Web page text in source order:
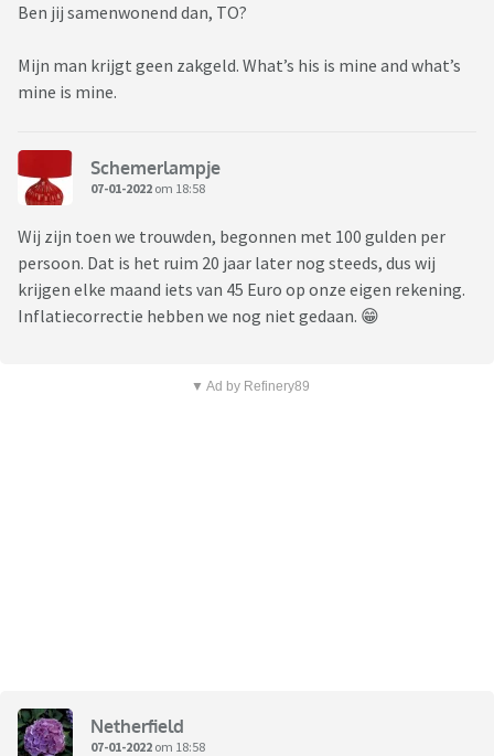
Ben jij samenwonend dan, TO?
Mijn man krijgt geen zakgeld. What’s his is mine and what’s
mine is mine.
Schemerlampje
07-01-2022 om 18:58
Wij zijn toen we trouwden, begonnen met 100 gulden per
persoon. Dat is het ruim 20 jaar later nog steeds, dus wij
krijgen elke maand iets van 45 Euro op onze eigen rekening.
Inflatiecorrectie hebben we nog niet gedaan. 😁
▼ Ad by Refinery89
Netherfield
07-01-2022 om 18:58